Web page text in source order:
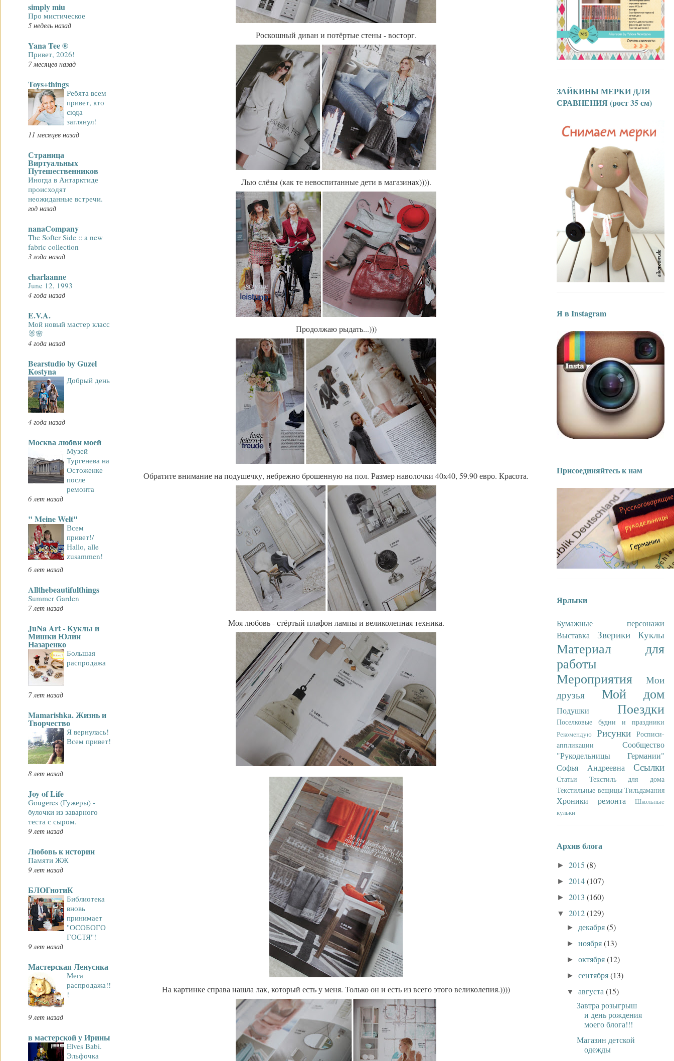
Роскошный диван и потёртые стены - восторг.
Лью слёзы (как те невоспитанные дети в магазинах)))).
Продолжаю рыдать...)))
Обратите внимание на подушечку, небрежно брошенную на пол. Размер наволочки 40х40, 59.90 евро. Красота.
Моя любовь - стёртый плафон лампы и великолепная техника.
На картинке справа нашла лак, который есть у меня. Только он и есть из всего этого великолепия.))))
simply miu
Про мистическое
5 недель назад
Yana Tee ®
Привет, 2026!
7 месяцев назад
Toys+things
Ребята всем
привет, кто
сюда
заглянул!
11 месяцев назад
Страница
Виртуальных
Путешественников
Иногда в Антарктиде
происходят
неожиданные встречи.
год назад
nanaCompany
The Softer Side :: a new
fabric collection
3 года назад
charlaanne
June 12, 1993
4 года назад
E.V.A.
Мой новый мастер класс
🐰🌸
4 года назад
Bearstudio by Guzel
Kostyna
Добрый день
4 года назад
Москва любви моей
Музей
Тургенева на
Остоженке
после
ремонта
6 лет назад
" Meine Welt"
Всем
привет!/
Hallo, alle
zusammen!
6 лет назад
Allthebeautifulthings
Summer Garden
7 лет назад
JuNa Art - Куклы и
Мишки Юлии
Назаренко
Большая
распродажа
7 лет назад
Mamarishka. Жизнь и
Творчество
Я вернулась!
Всем привет!
8 лет назад
Joy of Life
Gougеres (Гужеры) -
булочки из заварного
теста с сыром.
9 лет назад
Любовь к истории
Памяти ЖЖ
9 лет назад
БЛОГнотиК
Библиотека
вновь
принимает
"ОСОБОГО
ГОСТЯ"!
9 лет назад
Мастерская Ленусика
Мега
распродажа!!
!
9 лет назад
в мастерской у Ирины
Elves Babi.
Эльфочка
ЗАЙКИНЫ МЕРКИ ДЛЯ
СРАВНЕНИЯ (рост 35 см)
Я в Instagram
Присоединяйтесь к нам
Ярлыки
Бумажные персонажи
Выставка
Зверики Куклы
Материал для
работы
Мероприятия
Мои
друзья
Мой дом
Подушки Поездки
Поселковые будни и праздники
Рекомендую Рисунки
Росписи-
аппликации
Сообщество
"Рукодельницы Германии"
Софья Андреевна
Ссылки
Статьи
Текстиль для дома
Текстильные вещицы Тильдамания
Хроники ремонта
Школьные
кульки
Архив блога
► 2015 (8)
► 2014(107)
► 2013 (160)
▼ 2012(129)
► декабря(5)
►ноября(13)
►октября(12)
►сентября(13)
▼августа(15)
Завтра розыгрыш
и день рождения
моего блога!!!
Магазин детской
одежды